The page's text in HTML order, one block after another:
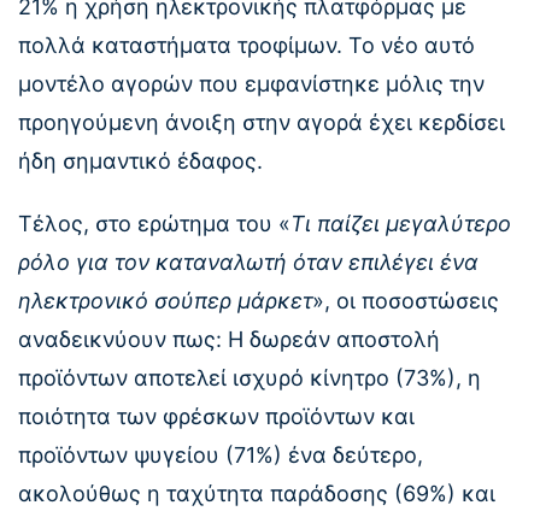
21% η χρήση ηλεκτρονικής πλατφόρμας με
πολλά καταστήματα τροφίμων. Το νέο αυτό
μοντέλο αγορών που εμφανίστηκε μόλις την
προηγούμενη άνοιξη στην αγορά έχει κερδίσει
ήδη σημαντικό έδαφος.
Τέλος, στο ερώτημα του «Τι παίζει μεγαλύτερο
ρόλο για τον καταναλωτή όταν επιλέγει ένα
ηλεκτρονικό σούπερ μάρκετ», οι ποσοστώσεις
αναδεικνύουν πως: Η δωρεάν αποστολή
προϊόντων αποτελεί ισχυρό κίνητρο (73%), η
ποιότητα των φρέσκων προϊόντων και
προϊόντων ψυγείου (71%) ένα δεύτερο,
ακολούθως η ταχύτητα παράδοσης (69%) και